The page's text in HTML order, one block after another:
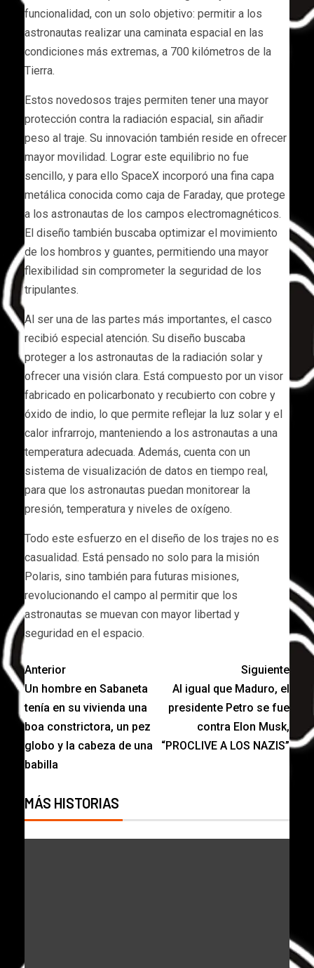
funcionalidad, con un solo objetivo: permitir a los
astronautas realizar una caminata espacial en las
condiciones más extremas, a 700 kilómetros de la
Tierra.
Estos novedosos trajes permiten tener una mayor
protección contra la radiación espacial, sin añadir
peso al traje. Su innovación también reside en ofrecer
mayor movilidad. Lograr este equilibrio no fue
sencillo, y para ello SpaceX incorporó una fina capa
metálica conocida como caja de Faraday, que protege
a los astronautas de los campos electromagnéticos.
El diseño también buscaba optimizar el movimiento
de los hombros y guantes, permitiendo una mayor
flexibilidad sin comprometer la seguridad de los
tripulantes.
Al ser una de las partes más importantes, el casco
recibió especial atención. Su diseño buscaba
proteger a los astronautas de la radiación solar y
ofrecer una visión clara. Está compuesto por un visor
fabricado en policarbonato y recubierto con cobre y
óxido de indio, lo que permite reflejar la luz solar y el
calor infrarrojo, manteniendo a los astronautas a una
temperatura adecuada. Además, cuenta con un
sistema de visualización de datos en tiempo real,
para que los astronautas puedan monitorear la
presión, temperatura y niveles de oxígeno.
Todo este esfuerzo en el diseño de los trajes no es
casualidad. Está pensado no solo para la misión
Polaris, sino también para futuras misiones,
revolucionando el campo al permitir que los
astronautas se muevan con mayor libertad y
seguridad en el espacio.
Anterior
Un hombre en Sabaneta
tenía en su vivienda una
boa constrictora, un pez
globo y la cabeza de una
babilla
Siguiente
Al igual que Maduro, el
presidente Petro se fue
contra Elon Musk,
“PROCLIVE A LOS NAZIS”
MÁS HISTORIAS